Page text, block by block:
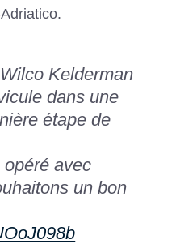
Kelderman
dans une
étape de
opéré avec
un bon